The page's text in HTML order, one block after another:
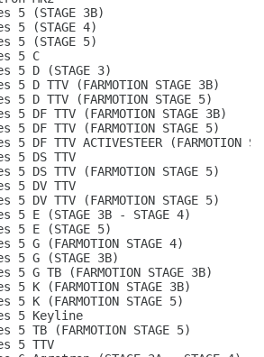
5 (STAGE 3B)
5 (STAGE 4)
5 (STAGE 5)
5 C
5 D (STAGE 3)
5 D TTV (FARMOTION STAGE 3B)
5 D TTV (FARMOTION STAGE 5)
5 DF TTV (FARMOTION STAGE 3B)
5 DF TTV (FARMOTION STAGE 5)
5 DF TTV ACTIVESTEER (FARMOTION
5 DS TTV
5 DS TTV (FARMOTION STAGE 5)
5 DV TTV
5 DV TTV (FARMOTION STAGE 5)
5 E (STAGE 3B - STAGE 4)
5 E (STAGE 5)
5 G (FARMOTION STAGE 4)
5 G (STAGE 3B)
5 G TB (FARMOTION STAGE 3B)
5 K (FARMOTION STAGE 3B)
5 K (FARMOTION STAGE 5)
5 Keyline
5 TB (FARMOTION STAGE 5)
5 TTV